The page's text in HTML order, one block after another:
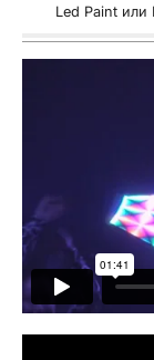
Led Paint или